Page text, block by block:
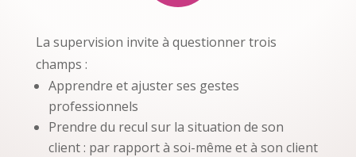
La supervision invite à questionner trois
champs :
Apprendre et ajuster ses gestes
professionnels
Prendre du recul sur la situation de son
client : par rapport à soi-même et à son client